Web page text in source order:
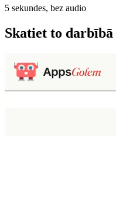
5 sekundes, bez audio
Skatiet to darbībā